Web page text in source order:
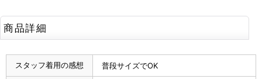
商品詳細
スタッフ着用の感想 普段サイズでOK